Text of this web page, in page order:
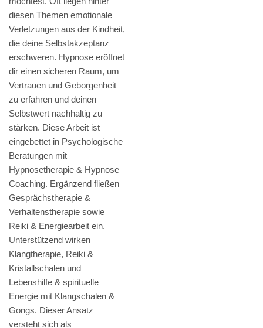
diesen Themen emotionale
Verletzungen aus der Kindheit,
die deine Selbstakzeptanz
erschweren. Hypnose eröffnet
dir einen sicheren Raum, um
Vertrauen und Geborgenheit
zu erfahren und deinen
Selbstwert nachhaltig zu
stärken. Diese Arbeit ist
eingebettet in Psychologische
Beratungen mit
Hypnosetherapie & Hypnose
Coaching. Ergänzend fließen
Gesprächstherapie &
Verhaltenstherapie sowie
Reiki & Energiearbeit ein.
Unterstützend wirken
Klangtherapie, Reiki &
Kristallschalen und
Lebenshilfe & spirituelle
Energie mit Klangschalen &
Gongs. Dieser Ansatz
versteht sich als